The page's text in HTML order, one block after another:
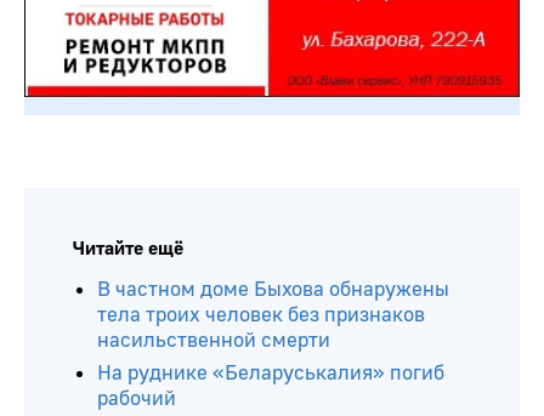
Читайте ещё
В частном доме Быхова обнаружены
тела троих человек без признаков
насильственной смерти
На руднике «Беларуськалия» погиб
рабочий